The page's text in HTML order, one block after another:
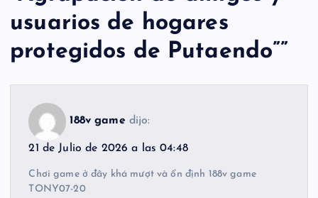
usuarios de hogares
protegidos de Putaendo””
188v game dijo:
21 de Julio de 2026 a las 04:48
Chơi game ở đây khá mượt và ổn định 188v game
TONY07-20